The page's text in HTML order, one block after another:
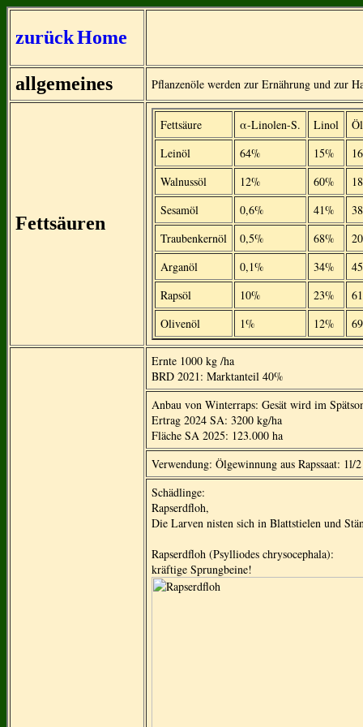
zurückHome
allgemeines Pflanzenöle werden zur Ernährung und zur
Fettsäuren
Fettsäure α-Linolen-S. Linol
Leinöl
64% 15%
Walnussöl
12% 60%
Sesamöl
0,6% 41%
Traubenkernöl
0,5% 68%
Arganöl
0,1% 34%
Rapsöl
10% 23%
Olivenöl
1% 12%
Ernte 1000 kg /ha
BRD 2021: Marktanteil 40%
Anbau von Winterraps: Gesät wird im
Ertrag 2024 SA: 3200 kg/ha
Fläche SA 2025: 123.000 ha
Verwendung: Ölgewinnung aus Rapssaat:
Schädlinge:
Rapserdﬂoh,
Die Larven nisten sich in Blattstielen und
Rapserdfloh (Psylliodes chrysocephala):
kräftige Sprungbeine!